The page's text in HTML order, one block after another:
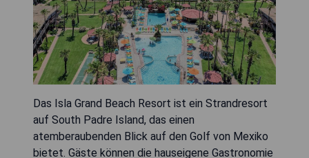
Das Isla Grand Beach Resort ist ein Strandresort
auf South Padre Island, das einen
atemberaubenden Blick auf den Golf von Mexiko
bietet. Gäste können die hauseigene Gastronomie